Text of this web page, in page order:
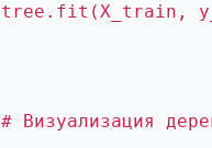
tree.fit(X_train,
# Визуализация